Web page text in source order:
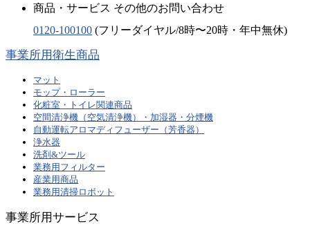
商品・サービス その他のお問い合わせ
0120-100100 (フリーダイヤル/8時〜20時・年中無休)
事業所用衛生商品
マット
モップ・ローラー
化粧室・トイレ関連商品
空間清浄機（空気清浄機）・加湿器・分煙機
自動運転アロマディフューザー（芳香器）
浄水器
洗剤&ツール
業務用フィルター
産業用商品
業務用清掃ロボット
事業所用サービス